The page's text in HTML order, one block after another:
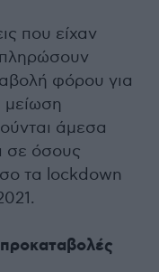
που είχαν
φόρου για
μείωση
άμεσα
σε όσους
τα lockdown